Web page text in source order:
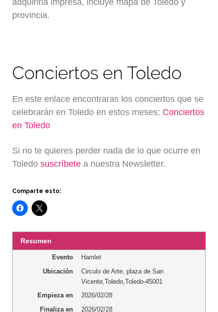
adquirirla impresa, incluye mapa de Toledo y
provincia.
Conciertos en Toledo
En este enlace encontraras los conciertos que se
celebrarán en Toledo en estos meses: Conciertos
en Toledo
Si no te quieres perder nada de lo que ocurre en
Toledosuscríbete a nuestra Newsletter.
Comparte esto:
Resumen
Evento
Hamlet
Ubicación
Circulo de Arte plaza de San
Vicente ,Toledo ,Toledo-45001
Empieza en
2026/02/28
Finaliza en
2026/02/28